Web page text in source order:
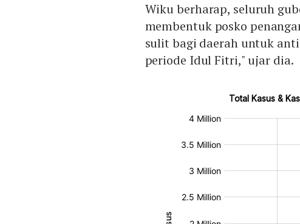
Wiku berharap, seluruh
membentuk posko
sulit bagi daerah untuk
periode Idul Fitri," ujar dia.